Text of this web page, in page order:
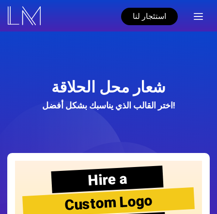
استئجار لنا
شعار محل الحلاقة
اختر القالب الذي يناسبك بشكل أفضل!
Hire a
Custom Logo